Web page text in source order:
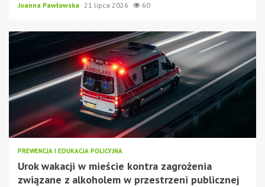
Joanna Pawłowska 21 lipca 2026 60
PREWENCJA I EDUKACJA POLICYJNA
Urok wakacji w mieście kontra zagrożenia
związane z alkoholem w przestrzeni publicznej